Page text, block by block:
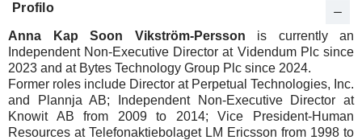
Profilo
Anna Kap Soon Vikström-Persson is currently an
Independent Non-Executive Director at Videndum Plc since
2023 and at Bytes Technology Group Plc since 2024.
Former roles include Director at Perpetual Technologies, Inc.
and Plannja AB; Independent Non-Executive Director at
Knowit AB from 2009 to 2014; Vice President-Human
Resources at Telefonaktiebolaget LM Ericsson from 1998 to